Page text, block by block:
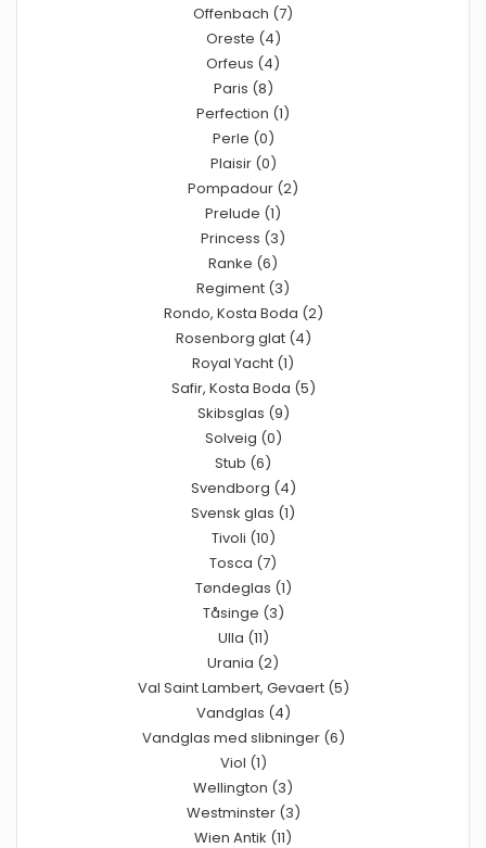
Offenbach (7)
Oreste (4)
Orfeus (4)
Paris (8)
Perfection (1)
Perle (0)
Plaisir (0)
Pompadour (2)
Prelude (1)
Princess (3)
Ranke (6)
Regiment (3)
Rondo, Kosta Boda (2)
Rosenborg glat (4)
Royal Yacht (1)
Safir, Kosta Boda (5)
Skibsglas (9)
Solveig (0)
Stub (6)
Svendborg (4)
Svensk glas (1)
Tivoli (10)
Tosca (7)
Tøndeglas (1)
Tåsinge (3)
Ulla (11)
Urania (2)
Val Saint Lambert, Gevaert (5)
Vandglas (4)
Vandglas med slibninger (6)
Viol (1)
Wellington (3)
Westminster (3)
Wien Antik (11)